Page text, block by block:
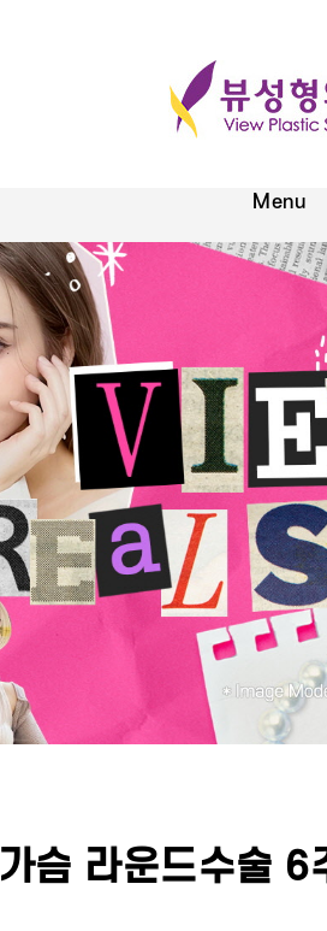
가슴 라운드수술 6